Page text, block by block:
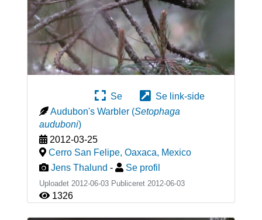
Se
Se link-side
Audubon's Warbler (Setophaga
auduboni)
2012-03-25
Cerro San Felipe, Oaxaca, Mexico
Jens Thalund - Se profil
Uploadet 2012-06-03 Publiceret 2012-06-03
1326